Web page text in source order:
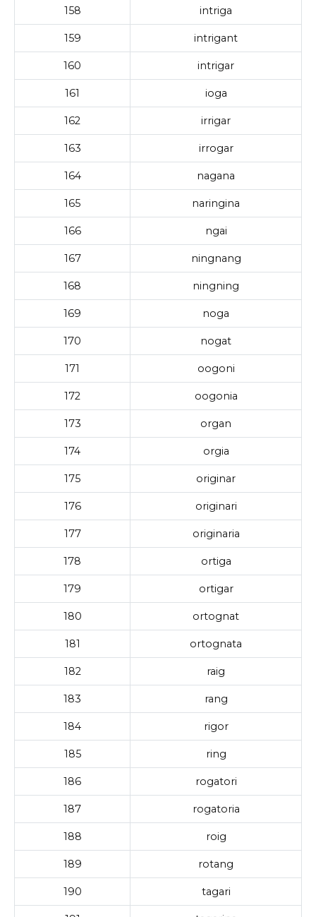
158 intriga
159 intrigant
160 intrigar
161 ioga
162 irrigar
163 irrogar
164 nagana
165 naringina
166 ngai
167 ningnang
168 ningning
169 noga
170 nogat
171 oogoni
172 oogonia
173 organ
174 orgia
175 originar
176 originari
177 originaria
178 ortiga
179 ortigar
180 ortognat
181 ortognata
182 raig
183 rang
184 rigor
185 ring
186 rogatori
187 rogatoria
188 roig
189 rotang
190 tagari